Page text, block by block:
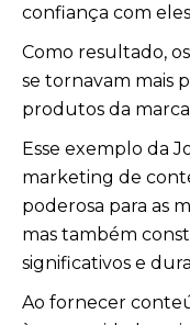
confiança com
Como resultado,
se tornavam mais
produtos da
Esse exemplo da
marketing de
poderosa para as
mas também
significativos e
Ao fornecer